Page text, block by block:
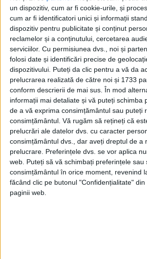
un dispozitiv, cum ar fi cookie-urile, și
cum ar fi identificatori unici și informații
dispozitiv pentru publicitate și conținut
reclamelor și a conținutului, cercetarea
serviciilor. Cu permisiunea dvs., noi și
folosi date și identificări precise de
dispozitivului. Puteți da clic pentru a vă da
prelucrarea realizată de către noi și 1733
conform descrierii de mai sus. În mod
informații mai detaliate și vă puteți schimba
de a vă exprima consimțământul sau puteți
consimțământul. Vă rugăm să rețineți că
prelucrări ale datelor dvs. cu caracter
consimțământul dvs., dar aveți dreptul de a
prelucrare. Preferințele dvs. se vor aplica
web. Puteți să vă schimbați preferințele sau
consimțământul în orice moment, revenind
făcând clic pe butonul "Confidențialitate"
paginii web.
Aparatul nu a mai putut să
altitudinea şi s-a lovit mai
bisericii St. Paul, apoi s-a
stradă foarte frecventată,
Strasse.
VICTIME LA SOL
Cel mai tragic lucru este că
ciocnit de un tramvai plin cu
Cele 20 de persoane care se
aparatului şi-au pierdut viaţa,